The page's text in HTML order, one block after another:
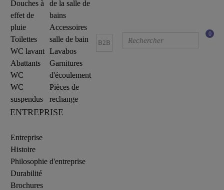
Douches à
effet de
pluie
Toilettes
WC lavant
Abattants
WC
WC
suspendus
de la salle de
bains
Accessoires
salle de bain
Lavabos
Garnitures
d'écoulement
Pièces de
rechange
ENTREPRISE
Entreprise
Histoire
Philosophie d'entreprise
Durabilité
Brochures
B2B
0